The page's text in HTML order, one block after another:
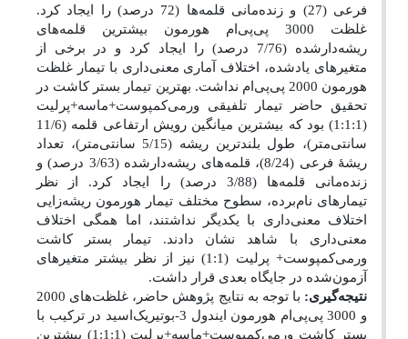
فرعی (27) و زنده‌مانی قلمه‌ها (72 درصد) را ایجاد کرد.
غلظت 3000 پی‌پی‌ام هورمون بیشترین قلمه‌های
ریشه‌دارشده (7/76 درصد) را ایجاد کرد و در برخی از
متغیرهای یادشده، اختلاف آماری معنی‌داری با تیمار غلظت
هورمون 2000 پی‌پی‌ام نداشت. بهترین تیمار بستر کاشت در
تحقیق حاضر تیمار تلفیقی ورمی‌کمپوست+ماسه+پرلیت
(1:1:1) بود که بیشترین میانگین رویش ارتفاعی قلمه (11/6
سانتی‌متر)، طول بلندترین ریشه (5/15 سانتی‌متر)، تعداد
ریشۀ فرعی (8/24)، قلمه‌های ریشه‌دار‌شده (3/63 درصد) و
زنده‌مانی قلمه‌ها (3/88 درصد) را ایجاد کرد. از نظر
تیمارهای نام‌برده، سطوح مختلف تیمار هورمون ریشه‌زایی
اختلاف معنی‌داری با یکدیگر نداشتند، اما همگی اختلاف
معنی‌داری با شاهد نشان دادند. تیمار بستر کاشت
ورمی‌کمپوست+ پرلیت (1:1) نیز از نظر بیشتر متغیرهای
آزمون‌شده در جایگاه بعدی قرار داشت.
نتیجه‌گیری:
با توجه به نتایج پژوهش حاضر، غلظت‌های 2000
و 3000 پی‌پی‌ام هورمون ایندول 3-بوتیریک‌اسید در ترکیب با
بستر کاشت ورمی‌کمپوست+ماسه+پرلیت (1:1:1) بیشترین